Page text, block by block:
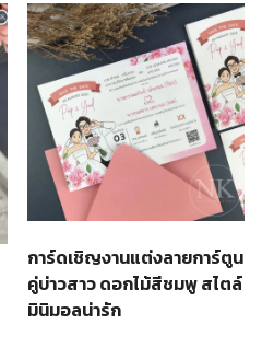
การ์ดเชิญงานแต่งลายการ์ตูน
คู่บ่าวสาว ดอกไม้สีชมพู สไตล์
มินิมอลน่ารัก